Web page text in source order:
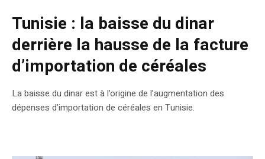
Tunisie : la baisse du dinar
derrière la hausse de la facture
d’importation de céréales
La baisse du dinar est à l’origine de l’augmentation des
dépenses d’importation de céréales en Tunisie.